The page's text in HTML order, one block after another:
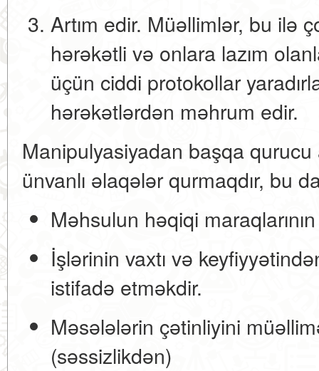
Artım edir. Müəllimlər, bu ilə
hərəkətli və onlara lazım
üçün ciddi protokollar
hərəkətlərdən məhrum edir.
Manipulyasiyadan başqa
ünvanlı əlaqələr qurmaqdır, bu
Məhsulun həqiqi
İşlərinin vaxtı və
istifadə etməkdir.
Məsələlərin çətinliyini
(səssizlikdən)